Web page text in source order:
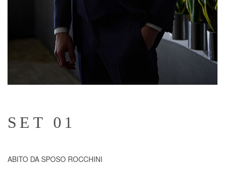
SET 01
ABITO DA SPOSO ROCCHINI